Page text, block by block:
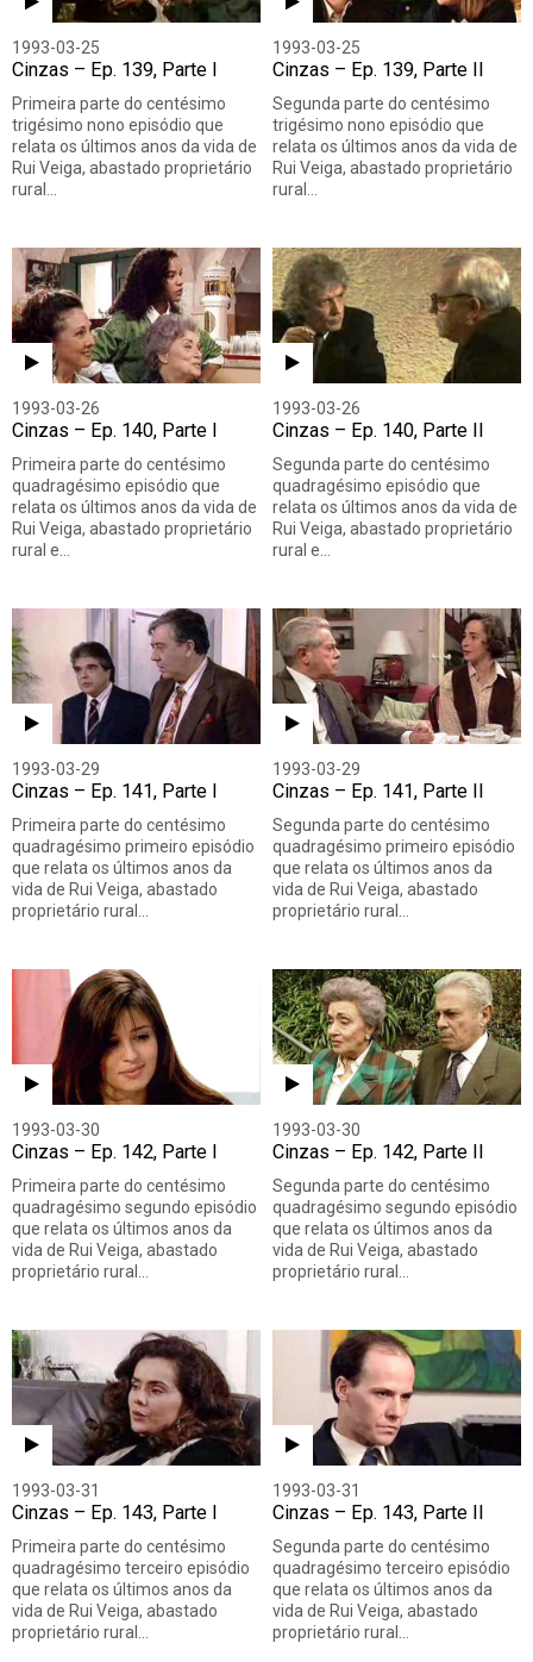
1993-03-25
Cinzas – Ep. 139, Parte I
Primeira parte do centésimo
trigésimo nono episódio que
relata os últimos anos da vida de
Rui Veiga, abastado proprietário
rural…
1993-03-25
Cinzas – Ep. 139, Parte II
Segunda parte do centésimo
trigésimo nono episódio que
relata os últimos anos da vida de
Rui Veiga, abastado proprietário
rural…
1993-03-26
Cinzas – Ep. 140, Parte I
Primeira parte do centésimo
quadragésimo episódio que
relata os últimos anos da vida de
Rui Veiga, abastado proprietário
rural e…
1993-03-26
Cinzas – Ep. 140, Parte II
Segunda parte do centésimo
quadragésimo episódio que
relata os últimos anos da vida de
Rui Veiga, abastado proprietário
rural e…
1993-03-29
Cinzas – Ep. 141, Parte I
Primeira parte do centésimo
quadragésimo primeiro episódio
que relata os últimos anos da
vida de Rui Veiga, abastado
proprietário rural…
1993-03-29
Cinzas – Ep. 141, Parte II
Segunda parte do centésimo
quadragésimo primeiro episódio
que relata os últimos anos da
vida de Rui Veiga, abastado
proprietário rural…
1993-03-30
Cinzas – Ep. 142, Parte I
Primeira parte do centésimo
quadragésimo segundo episódio
que relata os últimos anos da
vida de Rui Veiga, abastado
proprietário rural…
1993-03-30
Cinzas – Ep. 142, Parte II
Segunda parte do centésimo
quadragésimo segundo episódio
que relata os últimos anos da
vida de Rui Veiga, abastado
proprietário rural…
1993-03-31
Cinzas – Ep. 143, Parte I
Primeira parte do centésimo
quadragésimo terceiro episódio
que relata os últimos anos da
vida de Rui Veiga, abastado
proprietário rural…
1993-03-31
Cinzas – Ep. 143, Parte II
Segunda parte do centésimo
quadragésimo terceiro episódio
que relata os últimos anos da
vida de Rui Veiga, abastado
proprietário rural…